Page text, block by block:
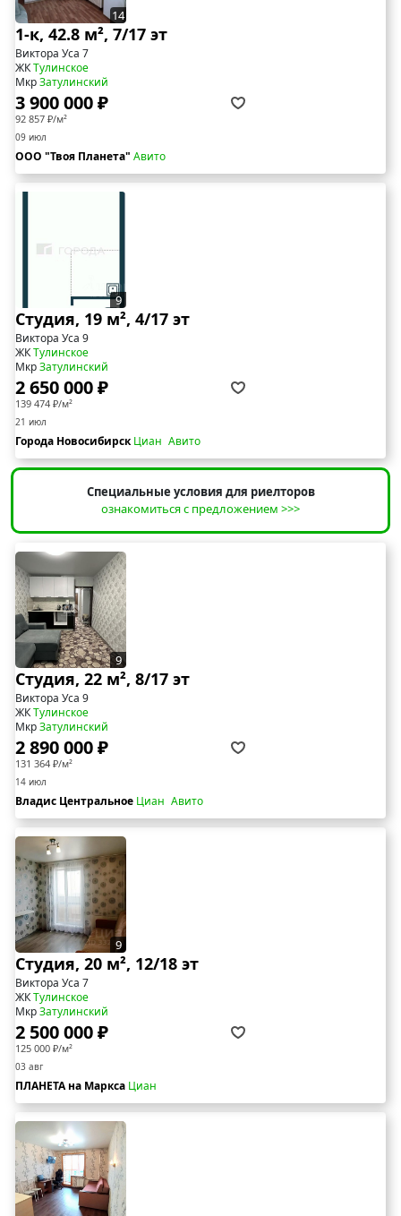
14
1-к, 42.8 м², 7/17 эт
Виктора Уса 7
ЖКТулинское
МкрЗатулинский
3 900 000 ₽
92 857 ₽/м²
09 июл
ООО "Твоя Планета" Авито
9
Студия, 19 м², 4/17 эт
Виктора Уса 9
ЖКТулинское
МкрЗатулинский
2 650 000 ₽
139 474 ₽/м²
21 июл
Города НовосибирскЦиан Авито
Специальные условия для риелторов
ознакомиться с предложением >>>
9
Студия, 22 м², 8/17 эт
Виктора Уса 9
ЖКТулинское
МкрЗатулинский
2 890 000 ₽
131 364 ₽/м²
14 июл
Владис Центральное Циан Авито
9
Студия, 20 м², 12/18 эт
Виктора Уса 7
ЖКТулинское
МкрЗатулинский
2 500 000 ₽
125 000 ₽/м²
03 авг
ПЛАНЕТА на Маркса Циан